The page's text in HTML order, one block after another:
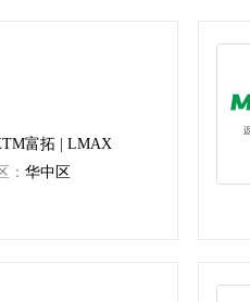
富拓 | LMAX
： 华中区